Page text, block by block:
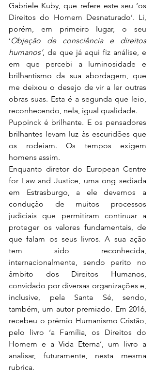
Gabriele Kuby, que refere este seu ‘os
Direitos do Homem Desnaturado’. Li,
porém, em primeiro lugar, o seu
‘Objeção de consciência e direitos
humanos’, de que já aqui fiz análise, e
em que percebi a luminosidade e
brilhantismo da sua abordagem, que
me deixou o desejo de vir a ler outras
obras suas. Esta é a segunda que leio,
reconhecendo, nela, igual qualidade.
Puppinck é brilhante. E os pensadores
brilhantes levam luz às escuridões que
os rodeiam. Os tempos exigem
homens assim.
Enquanto diretor do European Centre
for Law and Justice, uma ong sediada
em Estrasburgo, a ele devemos a
condução de muitos processos
judiciais que permitiram continuar a
proteger os valores fundamentais, de
que falam os seus livros. A sua ação
tem sido reconhecida,
internacionalmente, sendo perito no
âmbito dos Direitos Humanos,
convidado por diversas organizações e,
inclusive, pela Santa Sé, sendo,
também, um autor premiado. Em 2016,
recebeu o prémio Humanismo Cristão,
pelo livro ‘a Família, os Direitos do
Homem e a Vida Eterna’, um livro a
analisar, futuramente, nesta mesma
rubrica.